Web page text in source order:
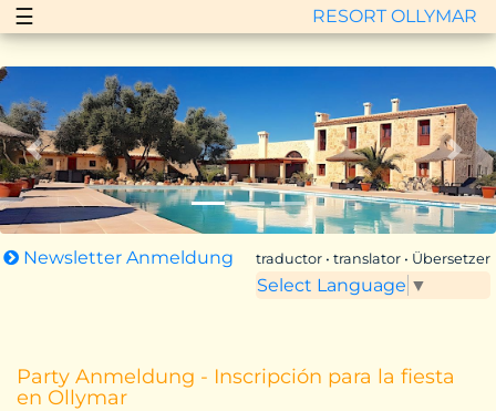
☰ RESORT OLLYMAR
Zurück Vor
Newsletter Anmeldung traductor • translator • Übersetzer
Select Language ▼
Party Anmeldung - Inscripción para la fiesta
en Ollymar